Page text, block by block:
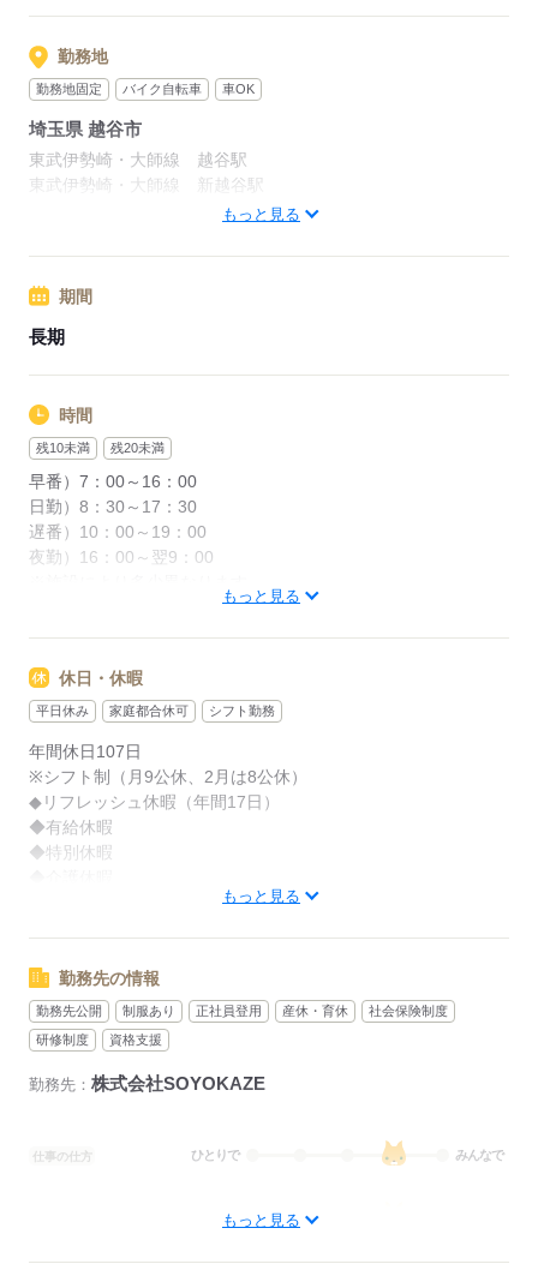
※夜勤・準夜勤を行った場合支給
通勤手当
年末年始手当：380円/時
※12/300時～1/324時
寸志あり：年2回（6月・12月）
※2025年6月支給実績
※一律処遇改善手当は試用期間中（3ヶ月）は支給なし
応募する
勤務地
勤務地固定 バイク自転車 車OK
埼玉県 越谷市
東武伊勢崎・大師線 越谷駅
東武伊勢崎・大師線 新越谷駅
東武スカイツリーライン「越谷駅」より、バス：「野中」下車
もっと見る
期間
長期
時間
残10未満 残20未満
早番）7：00～16：00
日勤）8：30～17：30
遅番）10：00～19：00
夜勤）16：00～翌9：00
応募する
もっと見る
休日・休暇
平日休み 家庭都合休可 シフト勤務
年間休日107日
※シフト制（月9公休、2月は8公休）
◆リフレッシュ休暇（年間17日）
◆有給休暇
◆特別休暇
応募する
もっと見る
勤務先の情報
勤務先公開 制服あり 正社員登用 産休・育休
社会保険制度
研修制度
資格支援
勤務先： 株式会社SOYOKAZE
仕事の仕方 ひとりで みんなで
しずか
◆社会保険完備（雇用、労災、健康、厚生年金）
もっと見る